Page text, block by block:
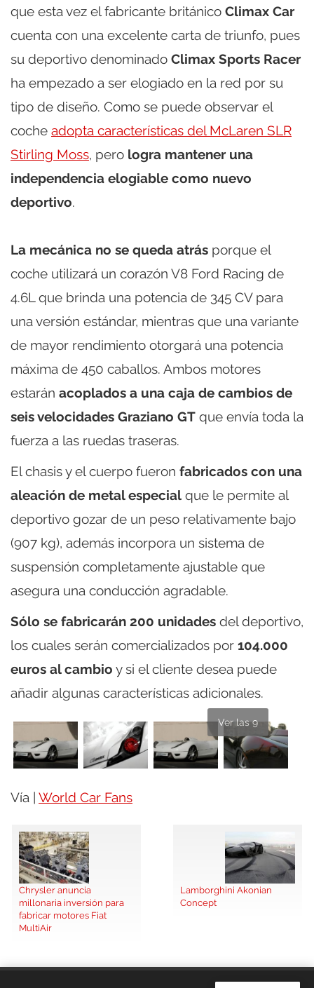
que esta vez el fabricante británico Climax Car
cuenta con una excelente carta de triunfo, pues
su deportivo denominado Climax Sports Racer
ha empezado a ser elogiado en la red por su
tipo de diseño. Como se puede observar el
coche adopta características del McLaren SLR
Stirling Moss, pero logra mantener una
independencia elogiable como nuevo
deportivo.
La mecánica no se queda atrás porque el
coche utilizará un corazón V8 Ford Racing de
4.6L que brinda una potencia de 345 CV para
una versión estándar, mientras que una variante
de mayor rendimiento otorgará una potencia
máxima de 450 caballos. Ambos motores
estarán acoplados a una caja de cambios de
seis velocidades Graziano GT que envía toda la
fuerza a las ruedas traseras.
El chasis y el cuerpo fueron fabricados con una
aleación de metal especial que le permite al
deportivo gozar de un peso relativamente bajo
(907 kg), además incorpora un sistema de
suspensión completamente ajustable que
asegura una conducción agradable.
Sólo se fabricarán 200 unidades del deportivo,
los cuales serán comercializados por 104.000
euros al cambio y si el cliente desea puede
añadir algunas características adicionales.
Ver las 9
Vía | World Car Fans
Chrysler anuncia
millonaria inversión para
fabricar motores Fiat
MultiAir
Lamborghini Akonian
Concept